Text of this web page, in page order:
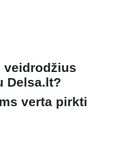
veidrodžius
Delsa.lt?
verta pirkti